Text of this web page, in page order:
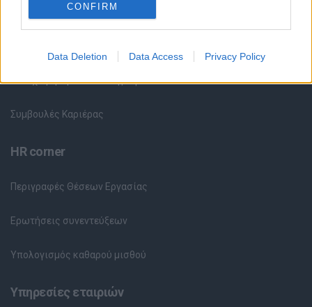
CONFIRM
Data Deletion Data Access Privacy Policy
Κέντρο Βοήθειας
Καταχώρηση Online Βιογραφικού
Συμβουλές Καριέρας
HR corner
Περιγραφές Θέσεων Εργασίας
Ερωτήσεις συνεντεύξεων
Υπολογισμός καθαρού μισθού
Υπηρεσίες εταιριών